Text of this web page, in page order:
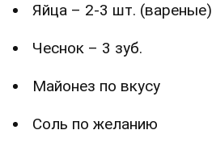
Яйца – 2-3 шт. (вареные)
Чеснок – 3 зуб.
Майонез по вкусу
Соль по желанию